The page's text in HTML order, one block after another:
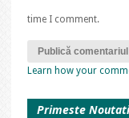
time I comment.
Learn how your
Primeste